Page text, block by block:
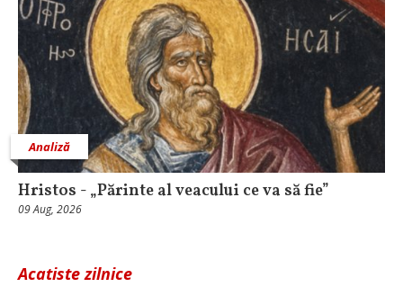
Analiză
Hristos - „Părinte al veacului ce va să fie”
09 Aug, 2026
Acatiste zilnice